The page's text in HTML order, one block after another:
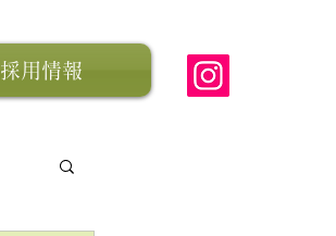
採用情報